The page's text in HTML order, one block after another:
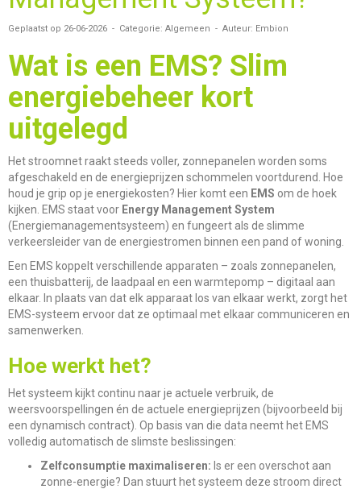
Geplaatst op 26-06-2026 - Categorie: Algemeen - Auteur: Embion
Wat is een EMS? Slim
energiebeheer kort
uitgelegd
Het stroomnet raakt steeds voller, zonnepanelen worden soms
afgeschakeld en de energieprijzen schommelen voortdurend. Hoe
houd je grip op je energiekosten? Hier komt een EMS om de hoek
kijken. EMS staat voor Energy Management System
(Energiemanagementsysteem) en fungeert als de slimme
verkeersleider van de energiestromen binnen een pand of woning.
Een EMS koppelt verschillende apparaten – zoals zonnepanelen,
een thuisbatterij, de laadpaal en een warmtepomp – digitaal aan
elkaar. In plaats van dat elk apparaat los van elkaar werkt, zorgt het
EMS-systeem ervoor dat ze optimaal met elkaar communiceren en
samenwerken.
Hoe werkt het?
Het systeem kijkt continu naar je actuele verbruik, de
weersvoorspellingen én de actuele energieprijzen (bijvoorbeeld bij
een dynamisch contract). Op basis van die data neemt het EMS
volledig automatisch de slimste beslissingen:
Zelfconsumptie maximaliseren: Is er een overschot aan
zonne-energie? Dan stuurt het systeem deze stroom direct